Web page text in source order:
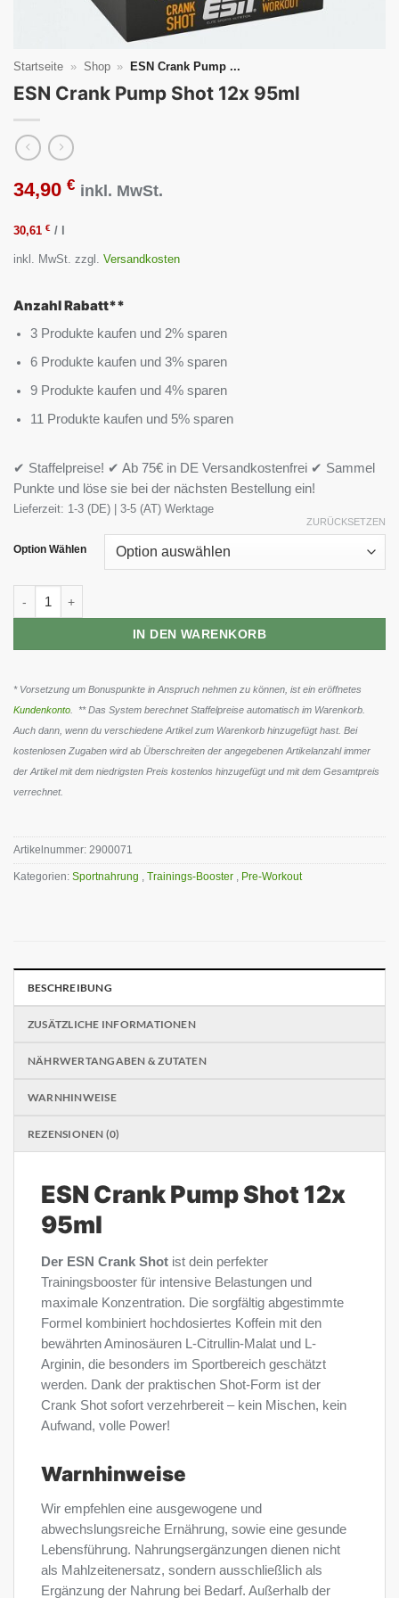
Startseite » Shop » ESN Crank Pump ...
ESN Crank Pump Shot 12x 95ml
34,90 € inkl. MwSt.
30,61 € /
inkl. MwSt. zzgl. Versandkosten
Anzahl Rabatt**
3 Produkte kaufen und 2% sparen
6 Produkte kaufen und 3% sparen
9 Produkte kaufen und 4% sparen
11 Produkte kaufen und 5% sparen
✔ Staffelpreise! ✔ Ab 75€ in DE Versandkostenfrei ✔ Sammel
Punkte und löse sie bei der nächsten Bestellung ein!
Lieferzeit: 1-3 (DE) | 3-5 (AT) Werktage
Option Wählen
ZURÜCKSETZEN
IN DEN WARENKORB
* Vorsetzung um Bonuspunkte in Anspruch nehmen zu können, ist ein eröffnetes
Kundenkonto . ** Das System berechnet Staffelpreise automatisch im Warenkorb.
Auch dann, wenn du verschiedene Artikel zum Warenkorb hinzugefügt hast. Bei
kostenlosen Zugaben wird ab Überschreiten der angegebenen Artikelanzahl immer
der Artikel mit dem niedrigsten Preis kostenlos hinzugefügt und mit dem Gesamtpreis
verrechnet.
Artikelnummer: 2900071
Kategorien: Sportnahrung , Trainings-Booster , Pre-Workout
BESCHREIBUNG
ZUSÄTZLICHE INFORMATIONEN
NÄHRWERTANGABEN & ZUTATEN
WARNHINWEISE
REZENSIONEN (0)
ESN Crank Pump Shot 12x
95ml
Der ESN Crank Shot ist dein perfekter
Trainingsbooster für intensive Belastungen und
maximale Konzentration. Die sorgfältig abgestimmte
Formel kombiniert hochdosiertes Koffein mit den
bewährten Aminosäuren L-Citrullin-Malat und L-
Arginin, die besonders im Sportbereich geschätzt
werden. Dank der praktischen Shot-Form ist der
Crank Shot sofort verzehrbereit – kein Mischen, kein
Aufwand, volle Power!
Warnhinweise
Wir empfehlen eine ausgewogene und
abwechslungsreiche Ernährung, sowie eine gesunde
Lebensführung. Nahrungsergänzungen dienen nicht
als Mahlzeitenersatz, sondern ausschließlich als
Ergänzung der Nahrung bei Bedarf. Außerhalb der